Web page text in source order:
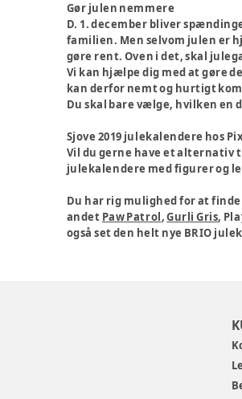
Gør julen nemmere
D. 1. december bliver
familien. Men selvom julen er
gøre rent. Oven i det, skal
Vi kan hjælpe dig med at gøre
kan derfor nemt og hurtigt
Du skal bare vælge, hvilken en
Sjove 2019 julekalendere hos
Vil du gerne have et alternativ
julekalendere med figurer og
Du har rig mulighed for at
andet Paw Patrol,Gurli Gris,
også set den helt nye BRIO